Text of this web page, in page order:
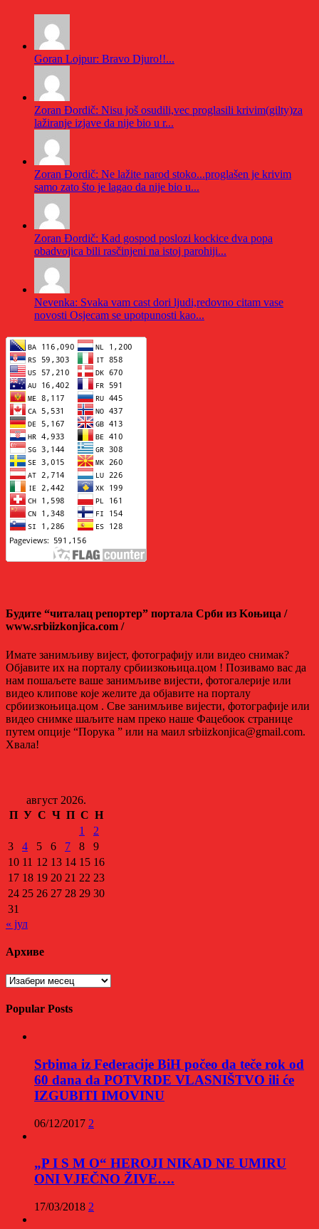
Goran Lojpur: Bravo Djuro!!...
Zoran Đordič: Nisu još osudili,vec proglasili krivim(gilty)za
lažiranje izjave da nije bio u r...
Zoran Đordič: Ne lažite narod stoko...proglašen je krivim
samo zato što je lagao da nije bio u...
Zoran Đordič: Kad gospod poslozi kockice dva popa
obadvojica bili rasčinjeni na istoj parohiji...
Nevenka: Svaka vam cast dori ljudi,redovno citam vase
novosti Osjecam se upotpunosti kao...
Будите “читалац репортер” портала Срби из Kоњица /
www.srbiizkonjica.com /
Имате занимљиву вијест, фотографију или видео снимак?
Објавите их на порталу србиизкоњица.цом ! Позивамо вас да
нам пошаљете ваше занимљиве вијести, фотогалерије или
видео клипове које желите да објавите на порталу
србиизкоњица.цом . Све занимљиве вијести, фотографије или
видео снимке шаљите нам преко наше Фацебоок странице
путем опције “Порука ” или на маил srbiizkonjica@gmail.com.
Хвала!
август 2026.
П У С Ч П С Н
1
2
3
4 5 6 7 8
9
10 11 12 13 14 15 16
17 18 19 20 21 22 23
24 25 26 27 28 29 30
31
« јул
Архиве
Архиве
Popular Posts
Srbima iz Federacije BiH počeo da teče rok od
60 dana da POTVRDE VLASNIŠTVO ili će
IZGUBITI IMOVINU
06/12/2017 2
„P I S M O“ HEROJI NIKAD NE UMIRU
ONI VJEČNO ŽIVE….
17/03/2018 2